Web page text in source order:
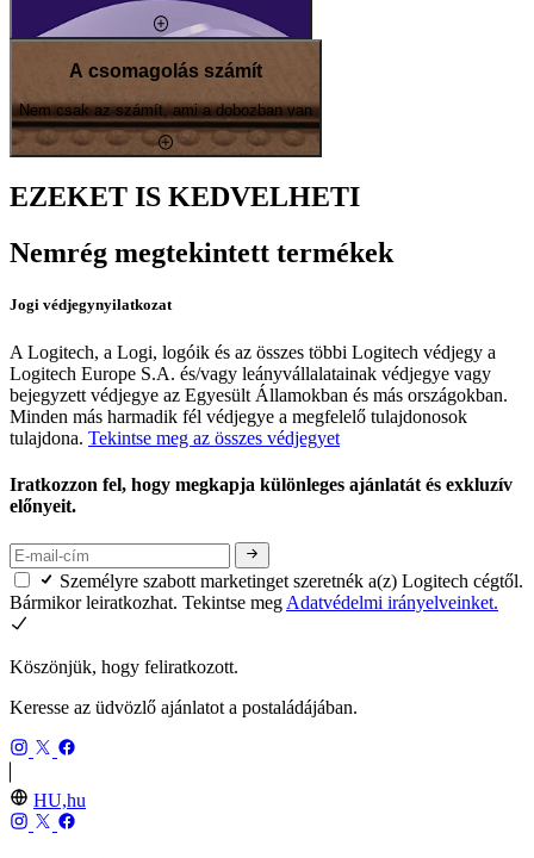
A csomagolás számít
Nem csak az számít, ami a dobozban van
EZEKET IS KEDVELHETI
Nemrég megtekintett termékek
Jogi védjegynyilatkozat
A Logitech, a Logi, logóik és az összes többi Logitech védjegy a
Logitech Europe S.A. és/vagy leányvállalatainak védjegye vagy
bejegyzett védjegye az Egyesült Államokban és más országokban.
Minden más harmadik fél védjegye a megfelelő tulajdonosok
tulajdona. Tekintse meg az összes védjegyet
Iratkozzon fel, hogy megkapja különleges ajánlatát és exkluzív
előnyeit.
Személyre szabott marketinget szeretnék a(z) Logitech cégtől.
Bármikor leiratkozhat. Tekintse megAdatvédelmi irányelveinket.
Köszönjük, hogy feliratkozott.
Keresse az üdvözlő ajánlatot a postaládájában.
HU,hu